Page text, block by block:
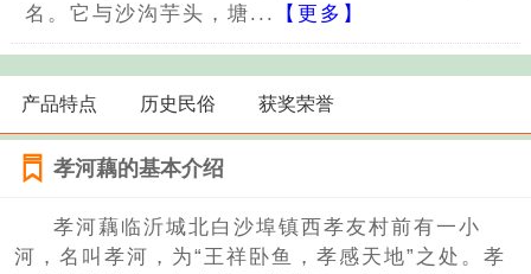
名。它与沙沟芋头，塘...
【更多】
产品特点 历史民俗 获奖荣誉
孝河藕的基本介绍
孝河藕临沂城北白沙埠镇西孝友村前有一小
河，名叫孝河，为“王祥卧鱼，孝感天地”之处。孝